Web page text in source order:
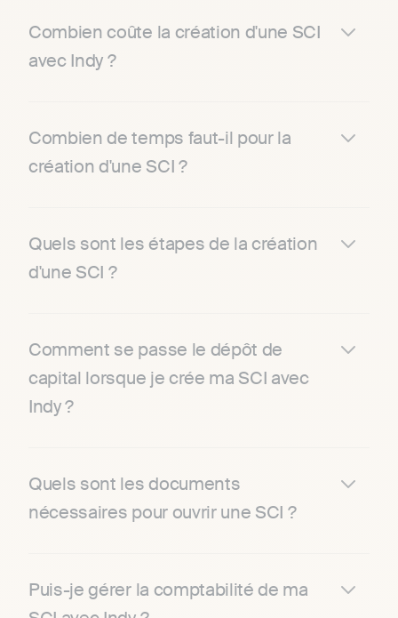
Combien coûte la création d'une SCI
avec Indy ?
Combien de temps faut-il pour la
création d'une SCI ?
Quels sont les étapes de la création
d'une SCI ?
Comment se passe le dépôt de
capital lorsque je crée ma SCI avec
Indy ?
Quels sont les documents
nécessaires pour ouvrir une SCI ?
Puis-je gérer la comptabilité de ma